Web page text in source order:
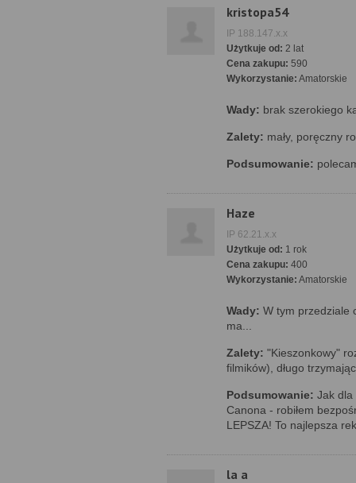
kristopa54
IP 188.147.x.x
Użytkuje od: 2 lat
Cena zakupu: 590
Wykorzystanie: Amatorskie
Wady: brak szerokiego
Zalety: mały, poręczny
Podsumowanie:
Haze
IP 62.21.x.x
Użytkuje od: 1 rok
Cena zakupu: 400
Wykorzystanie: Amatorskie
Wady: W tym przedziale
ma...
Zalety: "Kieszonkowy"
filmików), długo
Podsumowanie: Jak dla
Canona - robiłem
LEPSZA! To najlepsza
la a